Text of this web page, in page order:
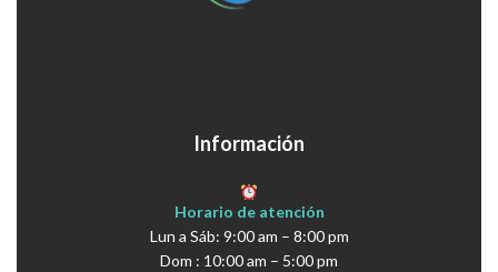
Información
Horario de atención
Lun a Sáb: 9:00 am – 8:00 pm
Dom : 10:00 am – 5:00 pm